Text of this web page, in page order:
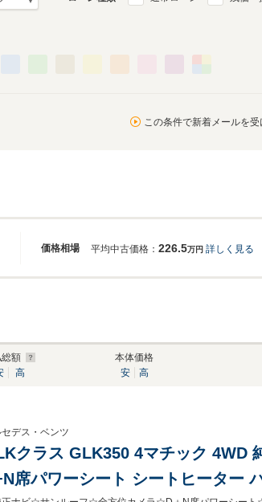
この条件で新着メールを受
価格相場 平均中古価格： 226.5万円 詳しく見る
額
高
本体価格
安
高
セデス・ベンツ
クラス GLK350 4マチック 4WD
席パワーシート シートヒーター